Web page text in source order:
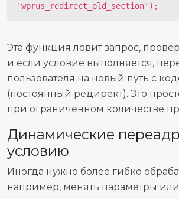
'wprus_redirect_old_section');
Эта функция ловит запрос,
и если условие выполняется,
пользователя на новый путь с
(постоянный редирект). Это
при ограниченном количестве
Динамические
условию
Иногда нужно более гибко
например, менять параметры или